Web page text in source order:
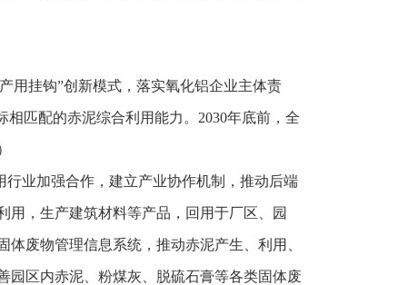
用挂钩”创新模式，落实氧化铝企业主体责
匹配的赤泥综合利用能力。2030年底前，全
业加强合作，建立产业协作机制，推动后端
，生产建筑材料等产品，回用于厂区、园
废物管理信息系统，推动赤泥产生、利用、
园区内赤泥、粉煤灰、脱硫石膏等各类固体废